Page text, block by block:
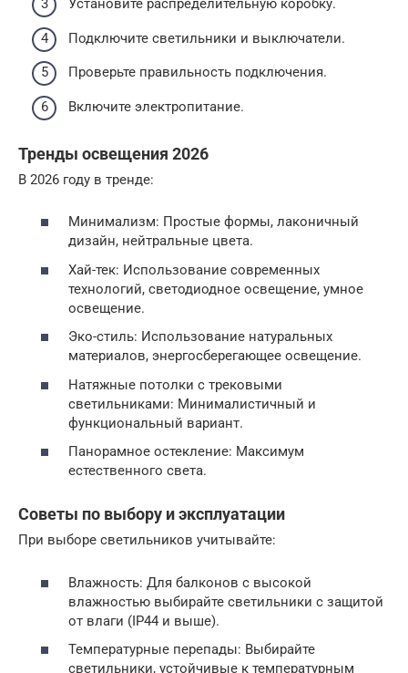
Установите распределительную коробку.
Подключите светильники и выключатели.
Проверьте правильность подключения.
Включите электропитание.
Тренды освещения 2026
В 2026 году в тренде:
Минимализм: Простые формы, лаконичный
дизайн, нейтральные цвета.
Хай-тек: Использование современных
технологий, светодиодное освещение, умное
освещение.
Эко-стиль: Использование натуральных
материалов, энергосберегающее освещение.
Натяжные потолки с трековыми
светильниками: Минималистичный и
функциональный вариант.
Панорамное остекление: Максимум
естественного света.
Советы по выбору и эксплуатации
При выборе светильников учитывайте:
Влажность: Для балконов с высокой
влажностью выбирайте светильники с защитой
от влаги (IP44 и выше).
Температурные перепады: Выбирайте
светильники, устойчивые к температурным